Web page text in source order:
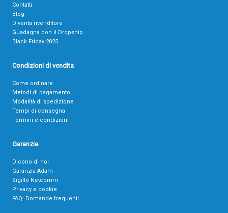
Contatti
Blog
Diventa rivenditore
Guadagna con il Dropship
Black Friday 2025
Condizioni di vendita
Come ordinare
Metodi di pagamento
Modalità di spedizione
Tempi di consegna
Termini e condizioni
Garanzie
Dicono di noi
Garanzia Adam
Sigillo Netcomm
Privacy e cookie
FAQ: Domande frequenti